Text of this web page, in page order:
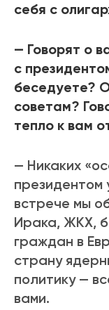
себя с
— Говорят о
с
беседуете?
советам?
тепло к вам
— Никаких
президентом
встрече мы
Ирака, ЖКХ,
граждан в
страну
политику —
вами.